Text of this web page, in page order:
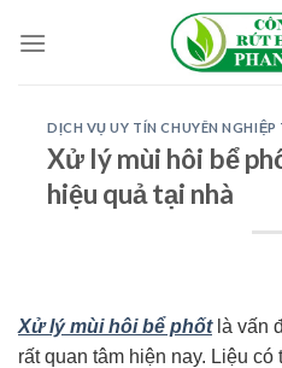
DỊCH VỤ UY TÍN CHUYÊN
Xử lý mùi hôi bể
hiệu quả tại nhà
Xử lý mùi hôi bể phốtlà vấn
rất quan tâm hiện nay. Liệu